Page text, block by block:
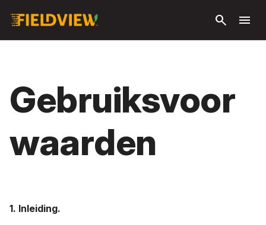
search menu
Gebruiksvoor
waarden
1. Inleiding.